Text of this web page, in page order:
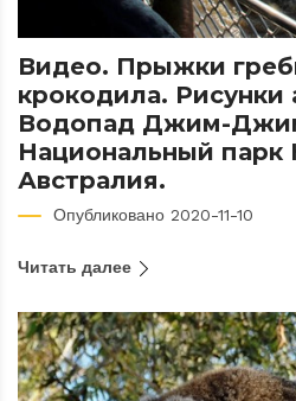
Видео. Прыжки
крокодила. Рисунки
Водопад Джим-
Национальный парк
Австралия.
Опубликовано 2020-11-10
Читать далее